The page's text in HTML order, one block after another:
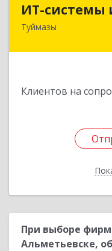
ИТ-системы
Туймазы
Клиентов на
При выборе
Альметьевске,